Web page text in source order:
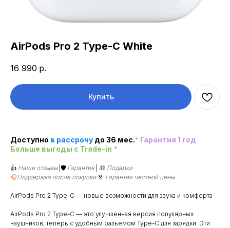
AirPods Pro 2 Type-C White
16 990 р.
Купить
Доступно в рассрочу до 36 мес.* Гарантия 1 год
Больше выгоды c Trade-in *
👍 Наши отзывы |🛡️ Гарантия 🎁 Подарки
🎧Поддержка после покупки 🏅 Гарантия честной цены
AirPods Pro 2 Type-C — новые возможности для звука и комфорта
AirPods Pro 2 Type-C — это улучшенная версия популярных
наушников, теперь с удобным разъемом Type-C для зарядки. Эти